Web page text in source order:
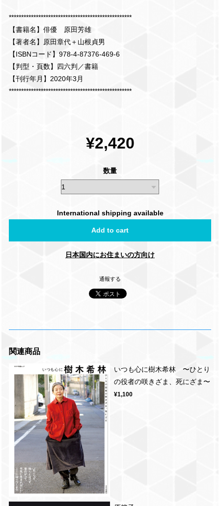
**************************************************
【書籍名】俳優 原田芳雄
【著者名】原田章代＋山根貞男
【ISBNコード】978-4-87376-469-6
【判型・頁数】四六判／書籍
【刊行年月】2020年3月
**************************************************
¥2,420
数量
International shipping available
Add to cart
日本国内にお住まいの方向け
通報する
関連商品
いつも心に樹木希林 〜ひとり
の役者の咲きざま、死にざま〜
¥1,100